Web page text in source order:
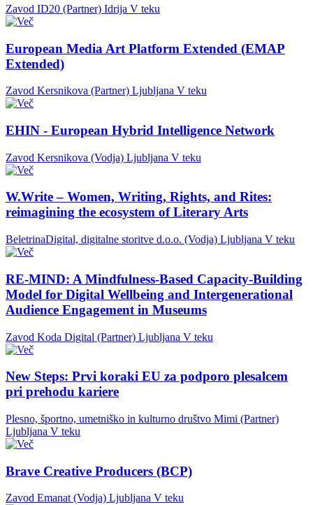
Zavod ID20 (Partner) Idrija V teku
European Media Art Platform Extended (EMAP
Extended)
Zavod Kersnikova (Partner) Ljubljana V teku
EHIN - European Hybrid Intelligence Network
Zavod Kersnikova (Vodja) Ljubljana V teku
W.Write – Women, Writing, Rights, and Rites:
reimagining the ecosystem of Literary Arts
BeletrinaDigital, digitalne storitve d.o.o. (Vodja) Ljubljana V teku
RE-MIND: A Mindfulness-Based Capacity-Building
Model for Digital Wellbeing and Intergenerational
Audience Engagement in Museums
Zavod Koda Digital (Partner) Ljubljana V teku
New Steps: Prvi koraki EU za podporo plesalcem
pri prehodu kariere
Plesno, športno, umetniško in kulturno društvo Mimi (Partner)
Ljubljana V teku
Brave Creative Producers (BCP)
Zavod Emanat (Vodja) Ljubljana V teku